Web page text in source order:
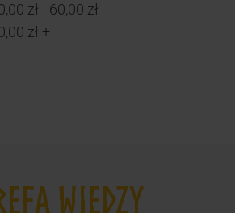
zł - 60,00 zł
zł +
WIEDZY